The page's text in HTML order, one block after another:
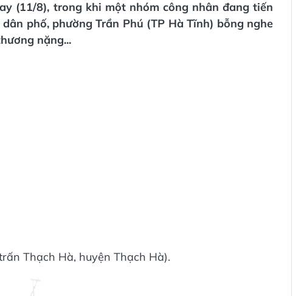
(11/8), trong khi một nhóm công nhân đang tiến
phố, phường Trần Phú (TP Hà Tĩnh) bỗng nghe
nặng...
Thạch Hà, huyện Thạch Hà).